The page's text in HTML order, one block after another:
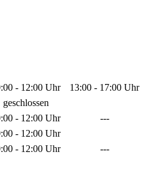
- 12:00 Uhr
13:00 - 17:00 Uhr
geschlossen
- 12:00 Uhr
---
- 12:00 Uhr
- 12:00 Uhr
---